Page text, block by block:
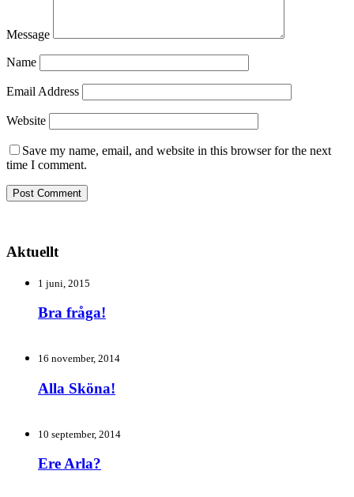
Message
Name
Email Address
Website
Save my name, email, and website in this browser for the next
time I comment.
Aktuellt
1 juni, 2015
Bra fråga!
16 november, 2014
Alla Sköna!
10 september, 2014
Ere Arla?